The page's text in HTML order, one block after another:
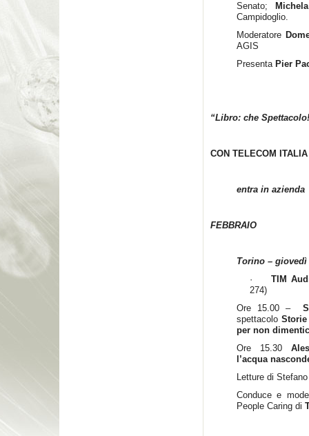
Senato;
Campidoglio.
Moderatore
AGIS
Presenta Pier
“Libro: che
CON TELECOM ITALIA
entra in azienda
FEBBRAIO
Torino – giovedì
· TIM
274)
Ore 15.00 –
spettacolo
per non
Ore 15.30
l’acqua
Letture di
Conduce e
People Caring di